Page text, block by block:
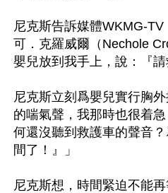
尼克斯告訴媒體WKMG-
可．克羅威爾（Nechole
嬰兒放到我手上，說：『請
尼克斯立刻爲嬰兒實行胸
的喘氣聲，我那時也很着
何還沒聽到救護車的聲音
間了！』」
尼克斯想，時間緊迫不能